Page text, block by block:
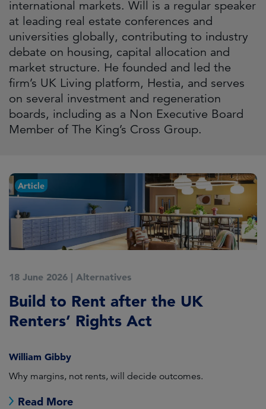
international markets. Will is a regular speaker
at leading real estate conferences and
universities globally, contributing to industry
debate on housing, capital allocation and
market structure. He founded and led the
firm’s UK Living platform, Hestia, and serves
on several investment and regeneration
boards, including as a Non Executive Board
Member of The King’s Cross Group.
Article
18 June 2026 | Alternatives
Build to Rent after the UK
Renters’ Rights Act
William Gibby
Why margins, not rents, will decide outcomes.
Read More